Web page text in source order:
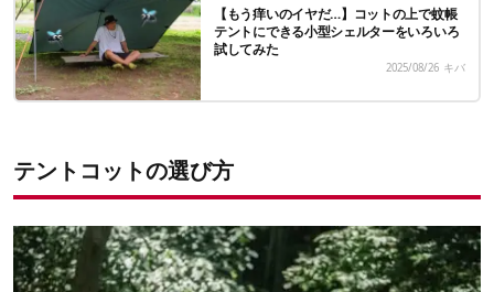
【もう痒いのイヤだ…】コットの上で蚊帳
テントにできる小型シェルターをいろいろ
試してみた
2025/08/26 キバ
テントコットの選び方